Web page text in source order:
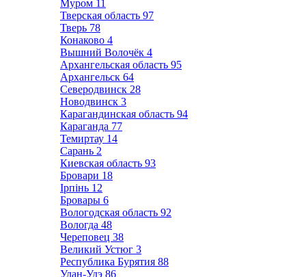
Муром 11
Тверская область 97
Тверь 78
Конаково 4
Вышний Волочёк 4
Архангельская область 95
Архангельск 64
Северодвинск 28
Новодвинск 3
Карагандинская область 94
Караганда 77
Темиртау 14
Сарань 2
Киевская область 93
Бровари 18
Ірпінь 12
Бровары 6
Вологодская область 92
Вологда 48
Череповец 38
Великий Устюг 3
Республика Бурятия 88
Улан-Удэ 86